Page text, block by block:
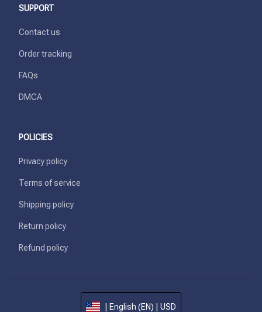
SUPPORT
Contact us
Order tracking
FAQs
DMCA
POLICIES
Privacy policy
Terms of service
Shipping policy
Return policy
Refund policy
| English (EN) | USD